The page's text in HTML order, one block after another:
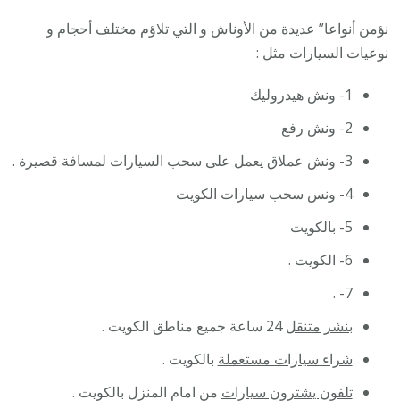
نؤمن أنواعا” عديدة من الأوناش و التي تلاؤم مختلف أحجام و
نوعيات السيارات مثل :
1- ونش هيدروليك
2- ونش رفع
3- ونش عملاق يعمل على سحب السيارات لمسافة قصيرة .
4- ونس سحب سيارات الكويت
5- بالكويت
6- الكويت .
7- .
بنشر متنقل24 ساعة جميع مناطق الكويت .
شراء سيارات مستعملة بالكويت .
تلفون يشترون سيارات من امام المنزل بالكويت .